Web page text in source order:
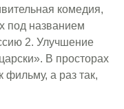
комедия,
под названием
2. Улучшение
В просторах
фильму, а раз так,